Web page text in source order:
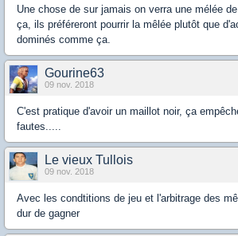
Une chose de sur jamais on verra une mélée
ça, ils préféreront pourrir la mêlée plutôt que
dominés comme ça.
Gourine63
09 nov. 2018
C'est pratique d'avoir un maillot noir, ça
fautes.....
Le vieux Tullois
09 nov. 2018
Avec les condtitions de jeu et l'arbitrage des
dur de gagner